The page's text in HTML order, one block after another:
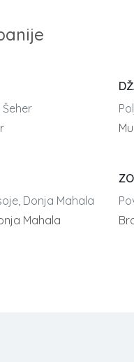
Donja Mahala
Mahala